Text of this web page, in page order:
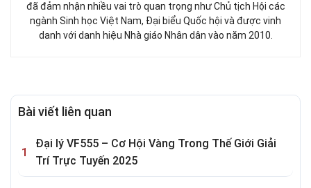
đã đảm nhận nhiều vai trò quan trọng như Chủ tịch Hội các
ngành Sinh học Việt Nam, Đại biểu Quốc hội và được vinh
danh với danh hiệu Nhà giáo Nhân dân vào năm 2010.
Bài viết liên quan
Đại lý VF555 – Cơ Hội Vàng Trong Thế Giới Giải
Trí Trực Tuyến 2025